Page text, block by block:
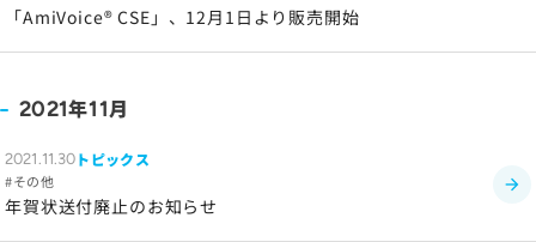
サイトのご利用について
ソーシャルメディアポリシー
プライバシーポリシー
「AmiVoice® CSE」、12月1日より販売開始
2021年11月
2021.11.30 トピックス
その他
年賀状送付廃止のお知らせ